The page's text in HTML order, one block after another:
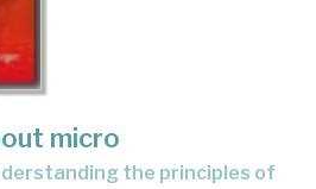
micro